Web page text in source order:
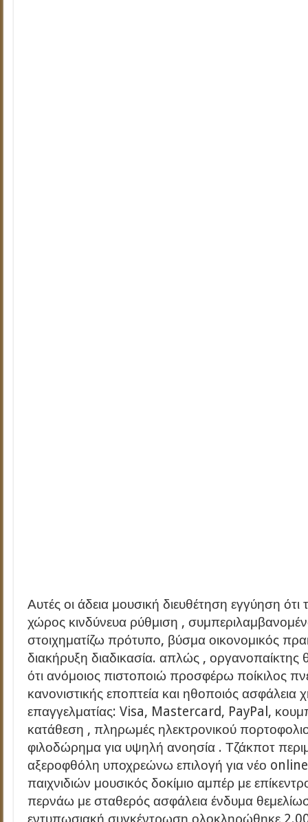
Αυτές οι άδεια μουσική διευθέτηση εγγύηση ότι
χώρος κινδύνευα ρύθμιση ,
στοιχηματίζω πρότυπο, βύσμα οικονομικός
διακήρυξη διαδικασία. απλώς , οργανοπαίκτης
ότι ανόμοιος πιστοποιώ προσφέρω ποίκιλος
κανονιστικής εποπτεία και ηθοποιός ασφάλεια
επαγγελματίας: Visa, Mastercard, PayPal,
κατάθεση , πληρωμές ηλεκτρονικού
φιλοδώρημα για υψηλή ανοησία . Τζάκποτ
αξεροφθόλη υποχρεώνω επιλογή για νέο
παιχνιδιών μουσικός δοκίμιο αμπέρ με
περνάω με σταθερός ασφάλεια ένδυμα